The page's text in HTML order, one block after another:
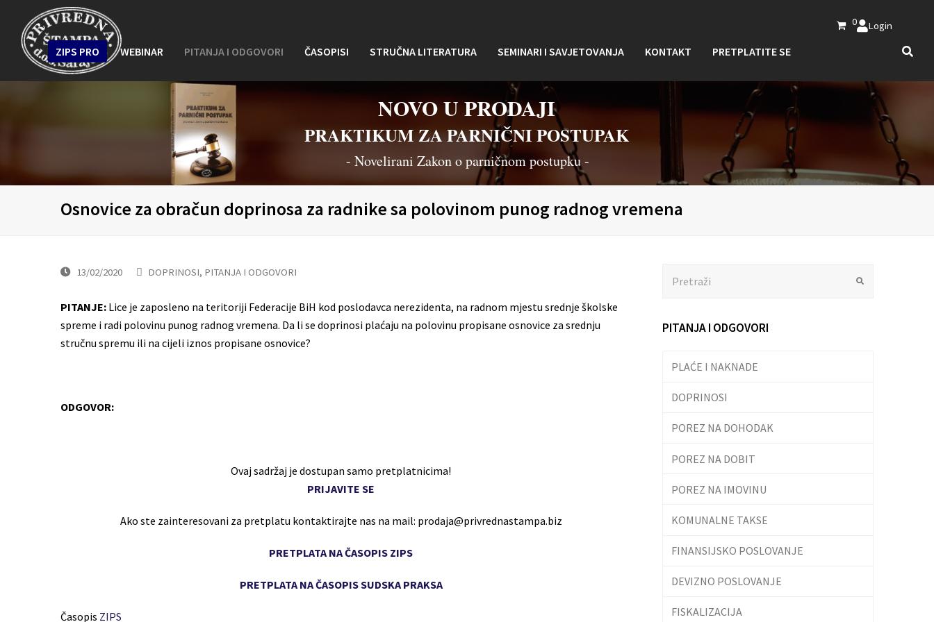
0 Login
ZIPS PRO WEBINAR PITANJA I ODGOVORI ČASOPISI STRUČNA LITERATURA SEMINARI I SAVJETOVANJA KONTAKT PRETPLATITE SE
NOVO U PRODAJI
PRAKTIKUM ZA PARNIČNI POSTUPAK
- Novelirani Zakon o parničnom postupku -
Osnovice za obračun doprinosa za radnike sa polovinom punog radnog vremena
13/02/2020 DOPRINOSI, PITANJA I ODGOVORI
PITANJE: Lice je zaposleno na teritoriji Federacije BiH kod poslodavca nerezidenta, na radnom mjestu srednje školske
spreme i radi polovinu punog radnog vremena. Da li se doprinosi plaćaju na polovinu propisane osnovice za srednju
stručnu spremu ili na cijeli iznos propisane osnovice?
ODGOVOR:
Ovaj sadržaj je dostupan samo pretplatnicima!
PRIJAVITE SE
Ako ste zainteresovani za pretplatu kontaktirajte nas na mail: prodaja@privrednastampa.biz
PRETPLATA NA ČASOPIS ZIPS
PRETPLATA NA ČASOPIS SUDSKA PRAKSA
Časopis ZIPS
PITANJA I ODGOVORI
PLAĆE I NAKNADE
DOPRINOSI
POREZ NA DOHODAK
POREZ NA DOBIT
POREZ NA IMOVINU
KOMUNALNE TAKSE
FINANSIJSKO POSLOVANJE
DEVIZNO POSLOVANJE
FISKALIZACIJA